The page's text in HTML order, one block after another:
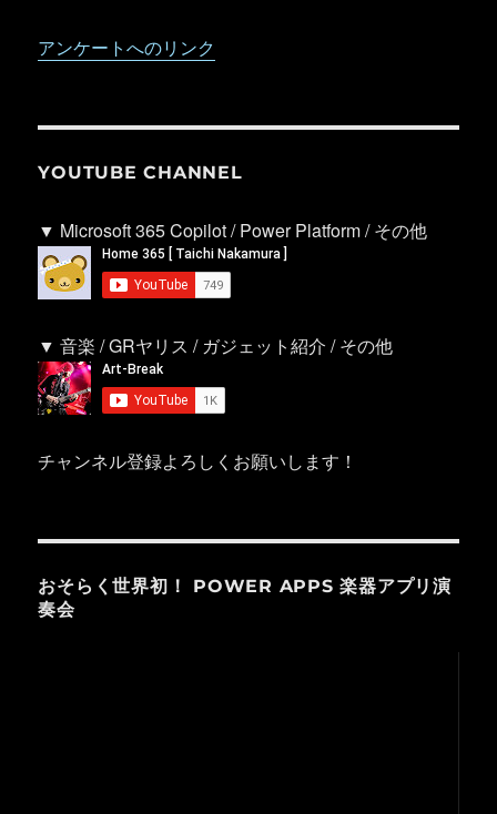
アンケートへのリンク
YOUTUBE CHANNEL
▼ Microsoft 365 Copilot / Power Platform / その他
▼ 音楽 / GRヤリス / ガジェット紹介 / その他
チャンネル登録よろしくお願いします！
おそらく世界初！ POWER APPS 楽器アプリ演
奏会